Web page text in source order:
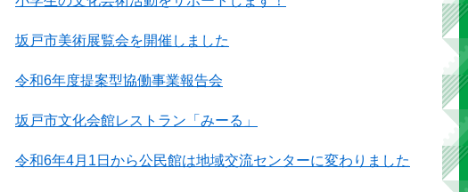
坂戸市美術展覧会を開催しました
令和6年度提案型協働事業報告会
坂戸市文化会館レストラン「みーる」
令和6年4月1日から公民館は地域交流センターに変わりました